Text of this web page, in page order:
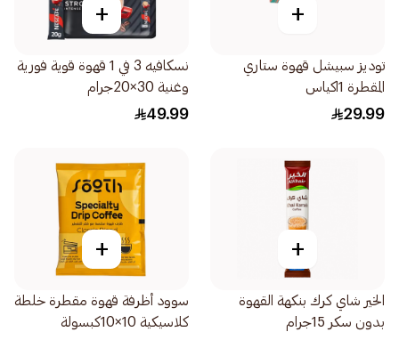
+
توديز سبيشل قهوة ستاري
المقطرة 1اكياس
29.99
+
نسكافيه 3 في 1 قهوة قوية فورية
وغنية 30×20جرام
49.99
+
الخير شاي كرك بنكهة القهوة
بدون سكر 15جرام
+
سوود أظرفة قهوة مقطرة خلطة
كلاسيكية 10×10كبسولة